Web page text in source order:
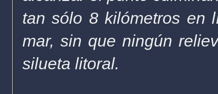
tan sólo 8 kilómetros en
mar, sin que ningún
silueta litoral.